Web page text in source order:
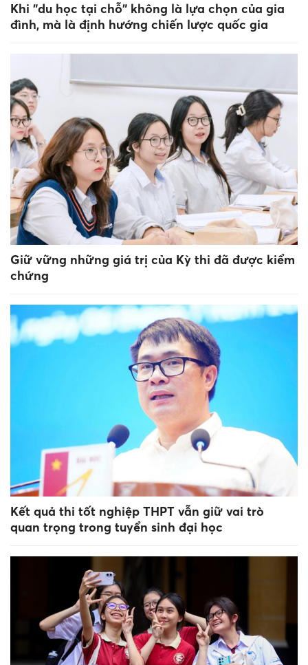
Khi "du học tại chỗ" không là lựa chọn của gia
đình, mà là định hướng chiến lược quốc gia
Giữ vững những giá trị của Kỳ thi đã được kiểm
chứng
Kết quả thi tốt nghiệp THPT vẫn giữ vai trò
quan trọng trong tuyển sinh đại học